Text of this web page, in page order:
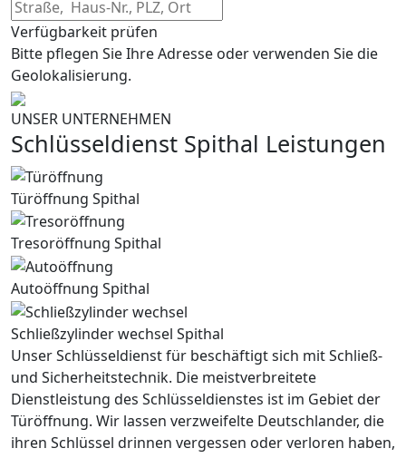
Verfügbarkeit prüfen
Bitte pflegen Sie Ihre Adresse oder verwenden Sie die
Geolokalisierung.
UNSER UNTERNEHMEN
Schlüsseldienst Spithal Leistungen
Türöffnung Spithal
Tresoröffnung Spithal
Autoöffnung Spithal
Schließzylinder wechsel Spithal
Unser Schlüsseldienst für beschäftigt sich mit Schließ-
und Sicherheitstechnik. Die meistverbreitete
Dienstleistung des Schlüsseldienstes ist im Gebiet der
Türöffnung. Wir lassen verzweifelte Deutschlander, die
ihren Schlüssel drinnen vergessen oder verloren haben,